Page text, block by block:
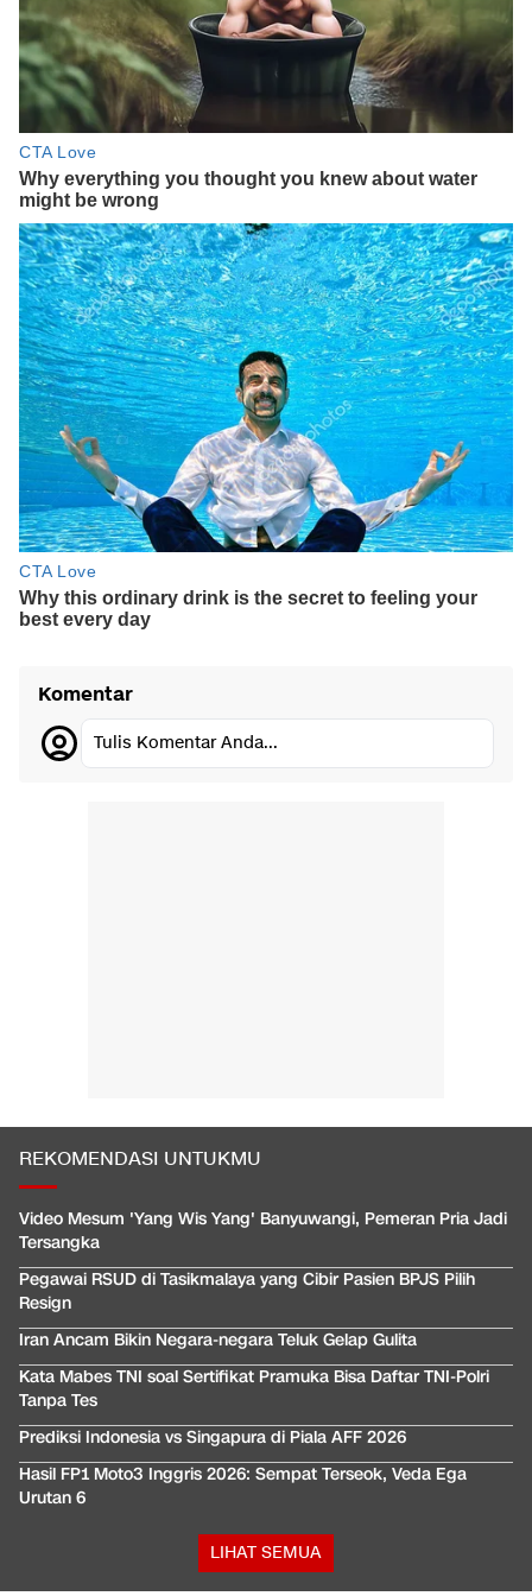
Komentar
Tulis Komentar Anda...
REKOMENDASI UNTUKMU
Video Mesum 'Yang Wis Yang' Banyuwangi, Pemeran Pria Jadi
Tersangka
Pegawai RSUD di Tasikmalaya yang Cibir Pasien BPJS Pilih
Resign
Iran Ancam Bikin Negara-negara Teluk Gelap Gulita
Kata Mabes TNI soal Sertifikat Pramuka Bisa Daftar TNI-Polri
Tanpa Tes
Prediksi Indonesia vs Singapura di Piala AFF 2026
Hasil FP1 Moto3 Inggris 2026: Sempat Terseok, Veda Ega
Urutan 6
LIHAT SEMUA